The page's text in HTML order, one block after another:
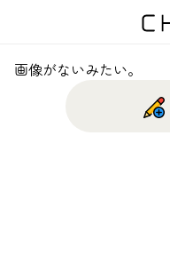
画像がないみたい。